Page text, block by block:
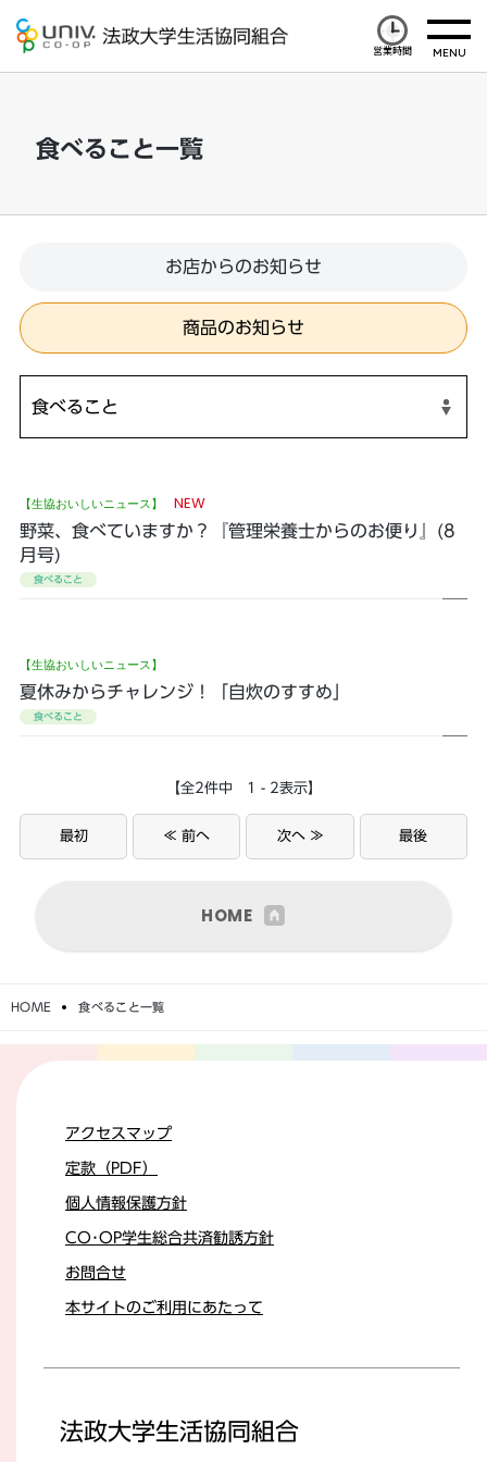
営業時間
食べること一覧
お店からのお知らせ
商品のお知らせ
【生協おいしいニュース】 NEW
野菜、食べていますか？『管理栄養士からのお便り』(8
月号)
食べること
【生協おいしいニュース】
夏休みからチャレンジ！「自炊のすすめ」
食べること
【全2件中 1 - 2表示】
最初 ≪ 前へ 次へ ≫ 最後
HOME
HOME 食べること一覧
アクセスマップ
定款（PDF）
個人情報保護方針
CO･OP学生総合共済勧誘方針
お問合せ
本サイトのご利用にあたって
法政大学生活協同組合